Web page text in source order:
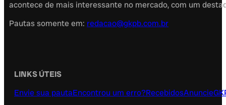
acontece de mais interessante no mercado, com um
Pautas somente em: redacao@gkpb.com.br
LINKS ÚTEIS
Envie sua pautaEncontrou um erro?RecebidosAnuncie